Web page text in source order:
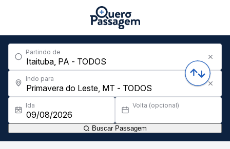
Partindo de
Indo para
Ida Volta (opcional)
Buscar Passagem